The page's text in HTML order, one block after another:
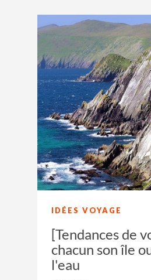
IDÉES VOYAGE
[Tendances de
chacun son île
l'eau